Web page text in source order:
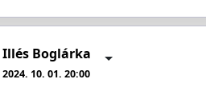
Illés Boglárka
2024. 10. 01. 20:00